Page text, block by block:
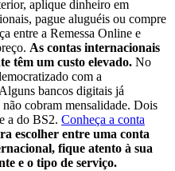
aplique dinheiro em
pague aluguéis ou compre
entre a Remessa Online e
As contas internacionais
têm um custo elevado. No
com a
bancos digitais já
cobram mensalidade. Dois
a do BS2. Conheça a conta
escolher entre uma conta
fique atento à sua
e o tipo de serviço.